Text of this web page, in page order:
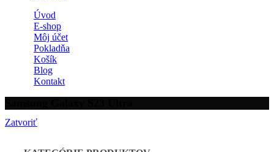
Úvod
E-shop
Môj účet
Pokladňa
Košík
Blog
Kontakt
Zatvoriť